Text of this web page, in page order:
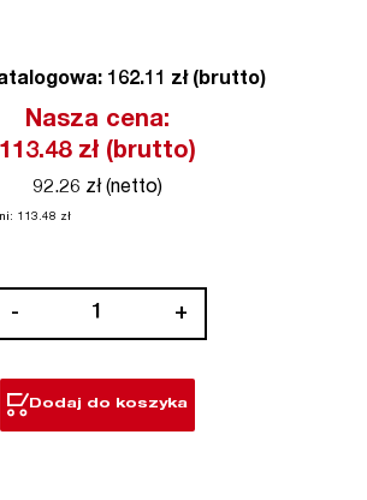
162.11 zł (brutto)
Nasza cena:
113.48zł (brutto)
92.26 zł (netto)
113.48 zł
-
DUH
+
Dodaj do koszyka